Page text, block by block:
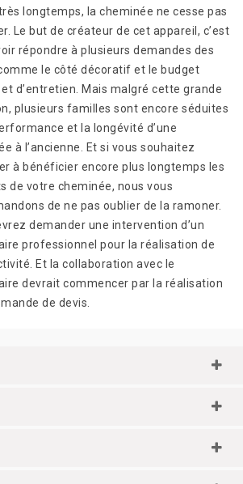
longtemps, la cheminée ne cesse pas
Le but de créateur de cet appareil, c’est
répondre à plusieurs demandes des
le côté décoratif et le budget
et d’entretien. Mais malgré cette grande
plusieurs familles sont encore séduites
et la longévité d’une
à l’ancienne. Et si vous souhaitez
à bénéficier encore plus longtemps les
de votre cheminée, nous vous
de ne pas oublier de la ramoner.
demander une intervention d’un
professionnel pour la réalisation de
Et la collaboration avec le
devrait commencer par la réalisation
de devis.